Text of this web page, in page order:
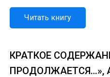
Читать книгу
КРАТКОЕ
ПРОДОЛЖАЕТСЯ…»,